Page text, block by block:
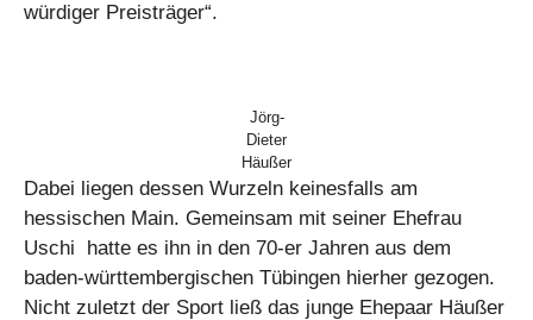
würdiger Preisträger“.
Jörg-
Dieter
Häußer
Dabei liegen dessen Wurzeln keinesfalls am
hessischen Main. Gemeinsam mit seiner Ehefrau
Uschi hatte es ihn in den 70-er Jahren aus dem
baden-württembergischen Tübingen hierher gezogen.
Nicht zuletzt der Sport ließ das junge Ehepaar Häußer